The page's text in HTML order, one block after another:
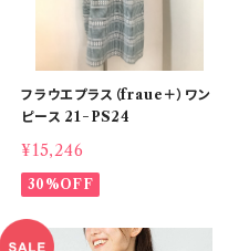
フラウエプラス（fraue＋）ワン
ピース 21−PS24
¥15,246
30%OFF